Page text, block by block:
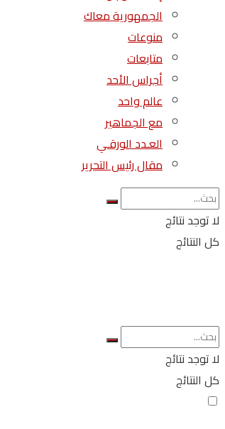
الجمهورية معاك
منوعات
متابعات
أجراس الأحد
عالم واحد
مع الجماهير
العـدد الورقـي
مقال رئيس التحرير
لا توجد نتائج
كل النتائج
لا توجد نتائج
كل النتائج